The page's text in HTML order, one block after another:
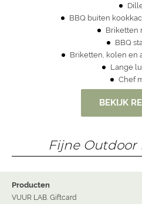
BBQ buiten
Briketten
BBQ
Briketten, kolen en
Lange
Chef
BEKIJK
Fijne Outdoor
Producten
VUUR LAB. Giftcard